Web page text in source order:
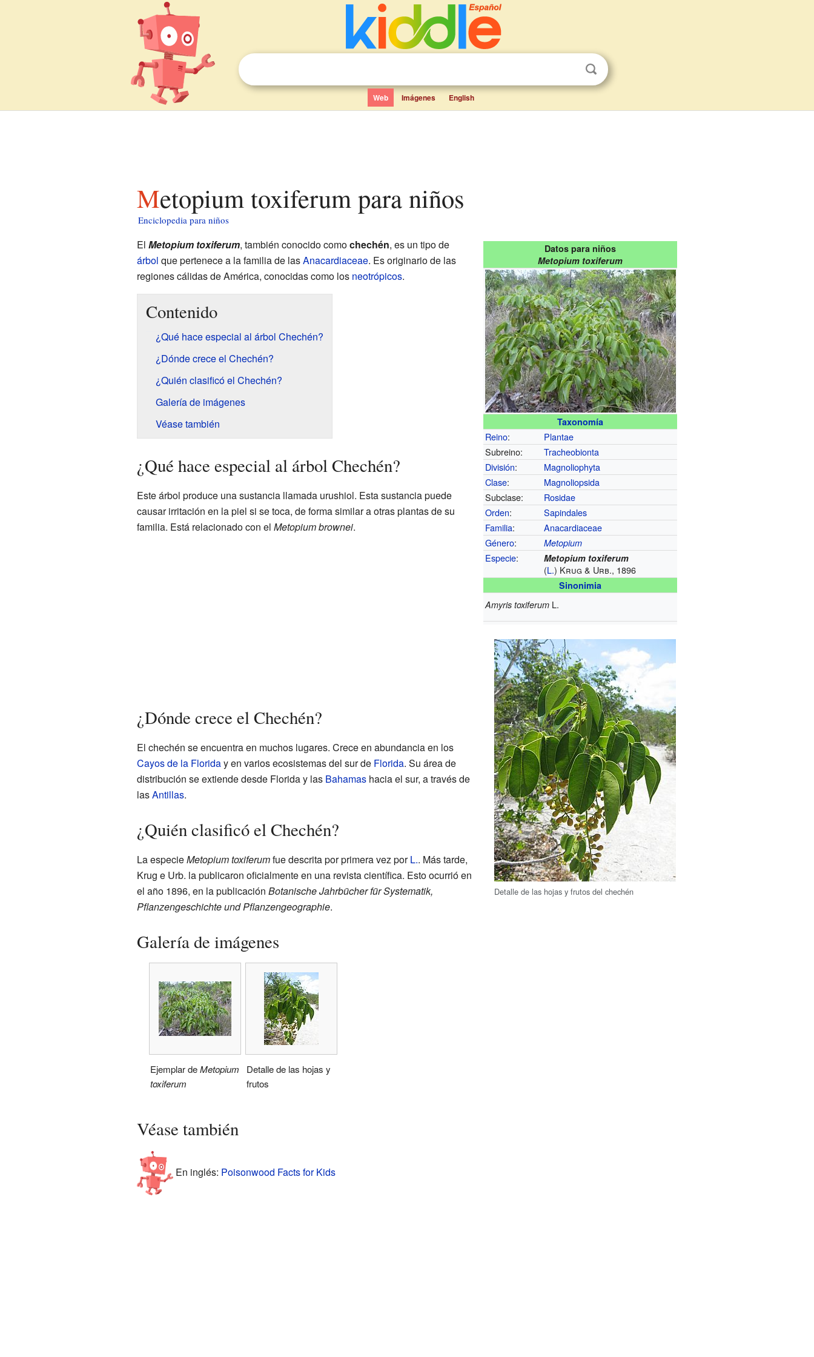
Web Imágenes English
Metopium toxiferum para niños
Enciclopedia para niños
Datos para niños
Metopium toxiferum
Taxonomía
Reino:
Plantae
Subreino:
Tracheobionta
División:
Magnoliophyta
Clase:
Magnoliopsida
Subclase:
Rosidae
Orden:
Sapindales
Familia:
Anacardiaceae
Género: Metopium
Especie: Metopium toxiferum
(L.) Krug & Urb., 1896
Sinonimia
Amyris toxiferum L.
El Metopium toxiferum, también conocido comochechén, es un tipo de
árbol que pertenece a la familia de lasAnacardiaceae. Es originario de las
regiones cálidas de América, conocidas como los neotrópicos.
Detalle de las hojas y frutos del chechén
Contenido
¿Qué hace especial al árbol Chechén?
¿Dónde crece el Chechén?
¿Quién clasificó el Chechén?
Galería de imágenes
Véase también
¿Qué hace especial al árbol Chechén?
Este árbol produce una sustancia llamada urushiol. Esta sustancia puede
causar irritación en la piel si se toca, de forma similar a otras plantas de su
familia. Está relacionado con el Metopium brownei.
¿Dónde crece el Chechén?
El chechén se encuentra en muchos lugares. Crece en abundancia en los
Cayos de la Floriday en varios ecosistemas del sur de Florida. Su área de
distribución se extiende desde Florida y las Bahamashacia el sur, a través de
lasAntillas.
¿Quién clasificó el Chechén?
La especieMetopium toxiferumfue descrita por primera vez porL.. Más tarde,
Krug e Urb. la publicaron oficialmente en una revista científica. Esto ocurrió en
el año 1896, en la publicación Botanische Jahrbücher für Systematik,
Pflanzengeschichte und Pflanzengeographie.
Galería de imágenes
Ejemplar deMetopium
toxiferum
Detalle de las hojas y
frutos
Véase también
En inglés: Poisonwood Facts for Kids